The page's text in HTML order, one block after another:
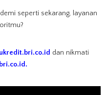
seperti sekarang, layanan
dan nikmati